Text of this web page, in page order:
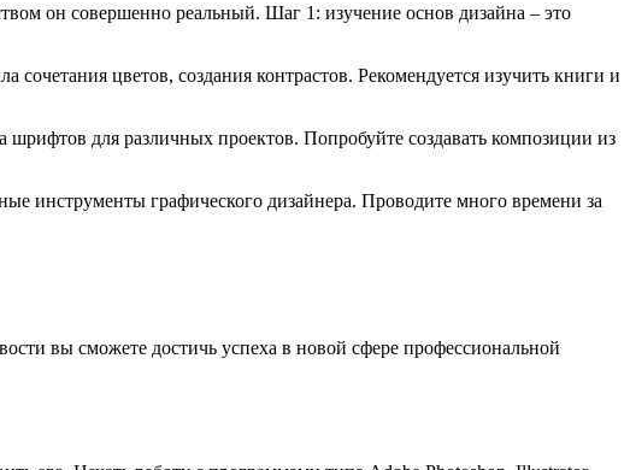
он совершенно реальный. Шаг 1: изучение основ дизайна – это
цветов, создания контрастов. Рекомендуется изучить книги и
для различных проектов. Попробуйте создавать композиции из
инструменты графического дизайнера. Проводите много времени за
вы сможете достичь успеха в новой сфере профессиональной